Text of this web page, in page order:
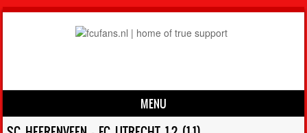
MENU
Skip to content